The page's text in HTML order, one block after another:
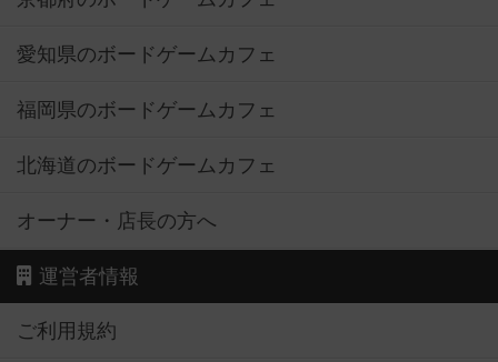
愛知県のボードゲームカフェ
福岡県のボードゲームカフェ
北海道のボードゲームカフェ
オーナー・店長の方へ
運営者情報
ご利用規約